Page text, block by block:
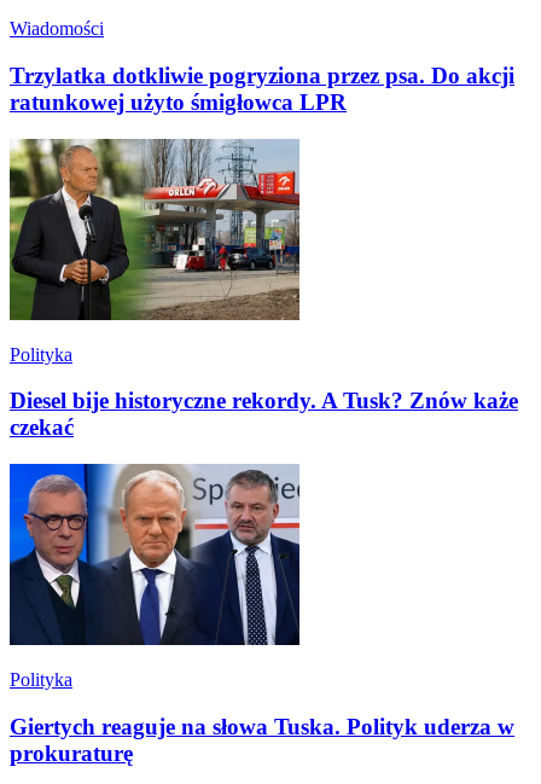
Wiadomości
Trzylatka dotkliwie pogryziona przez psa. Do akcji
ratunkowej użyto śmigłowca LPR
Polityka
Diesel bije historyczne rekordy. A Tusk? Znów każe
czekać
Polityka
Giertych reaguje na słowa Tuska. Polityk uderza w
prokuraturę